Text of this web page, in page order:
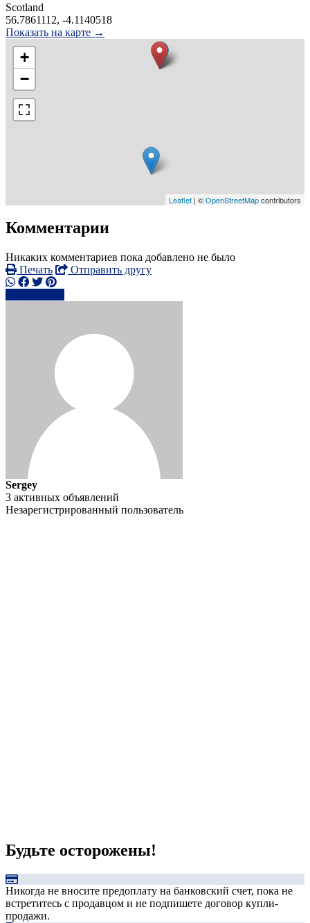
Scotland
56.7861112, -4.1140518
Показать на карте →
+
−
Leaflet | ©OpenStreetMapcontributors
Комментарии
Никаких комментариев пока добавлено не было
Печать
Отправить другу
Sergey
3 активных объявлений
Незарегистрированный пользователь
Будьте осторожены!
Никогда не вносите предоплату на банковский счет, пока не
встретитесь с продавцом и не подпишете договор купли-
продажи.